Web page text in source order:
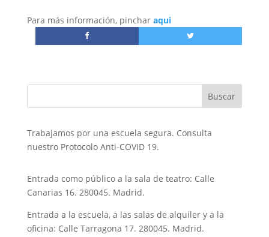
Para más información, pinchar aqui
Trabajamos por una escuela segura. Consulta
nuestro Protocolo Anti-COVID 19.
Entrada como público a la sala de teatro: Calle
Canarias 16. 280045. Madrid.
Entrada a la escuela, a las salas de alquiler y a la
oficina: Calle Tarragona 17. 280045. Madrid.